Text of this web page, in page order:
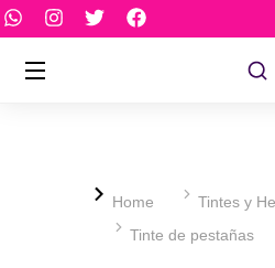
You are here:
Home
Tintes y
Tinte de pestañas